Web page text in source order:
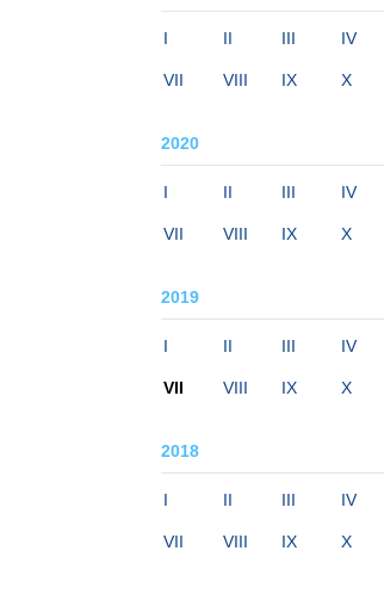
I II III IV
VII VIII IX X
2020
I II III IV
VII VIII IX X
2019
I II III IV
VII VIII IX X
2018
I II III IV
VII VIII IX X